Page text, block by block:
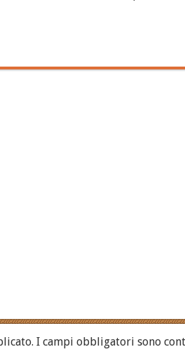
I campi obbligatori sono